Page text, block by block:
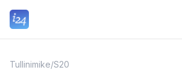
Tullinimike/S20